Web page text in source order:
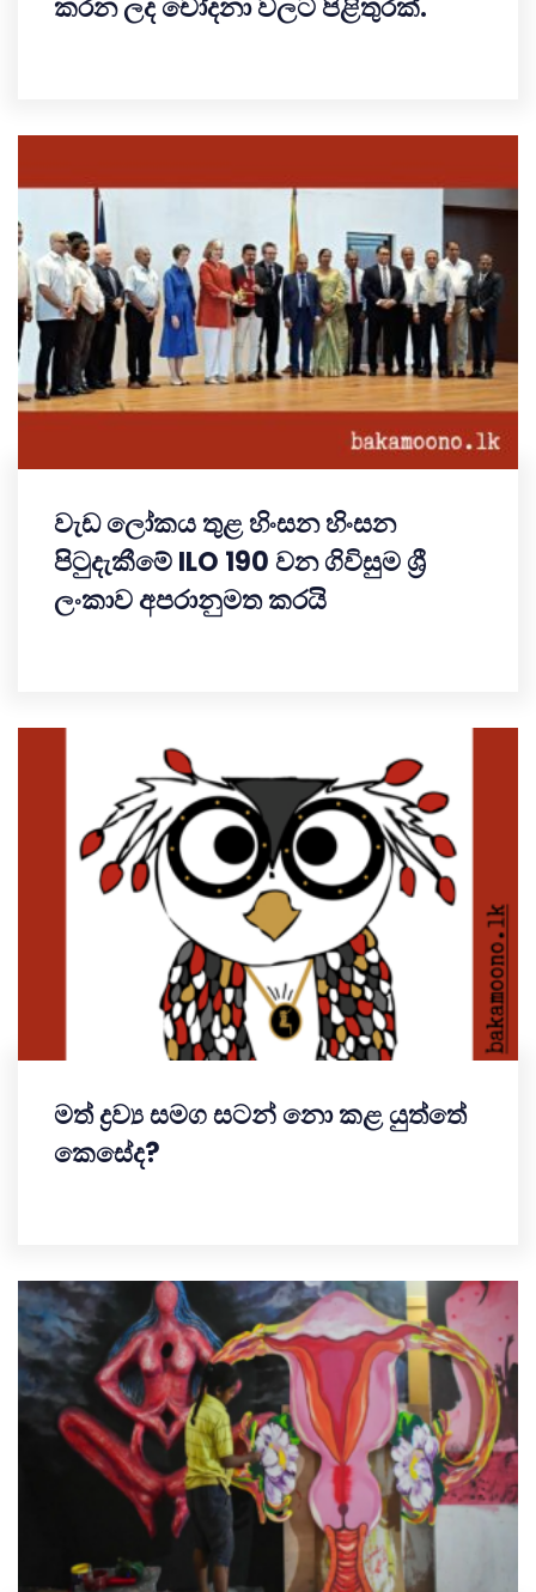
කරන ලද චෝදනා වලට පිළිතුරක්.
වැඩ ලෝකය තුළ හිංසන හිංසන
පිටුදැකීමේ ILO 190 වන ගිවිසුම ශ්‍රී
ලංකාව අපරානුමත කරයි
මත් ද්‍රව්‍ය සමග සටන් නො කළ යුත්තේ
කෙසේද?